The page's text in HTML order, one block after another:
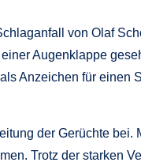
von Olaf
Augenklappe
Anzeichen für einen
der Gerüchte
Trotz der starken